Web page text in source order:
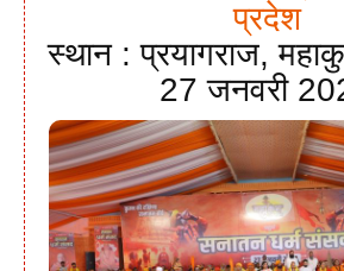
प्रदेश
स्थान : प्रयागराज,
27 जनवरी